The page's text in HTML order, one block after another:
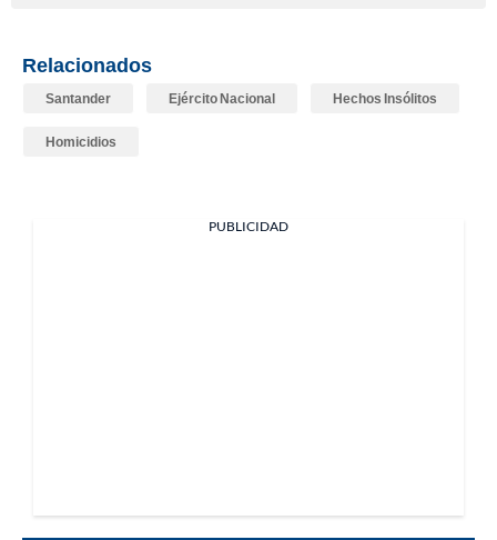
Relacionados
Santander Ejército Nacional Hechos Insólitos
Homicidios
PUBLICIDAD